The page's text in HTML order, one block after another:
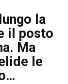
la
il posto
Ma
le